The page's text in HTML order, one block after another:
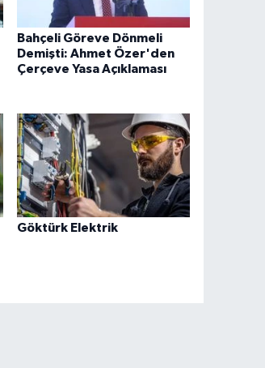
Bahçeli Göreve Dönmeli
Demişti: Ahmet Özer'den
Çerçeve Yasa Açıklaması
Göktürk Elektrik